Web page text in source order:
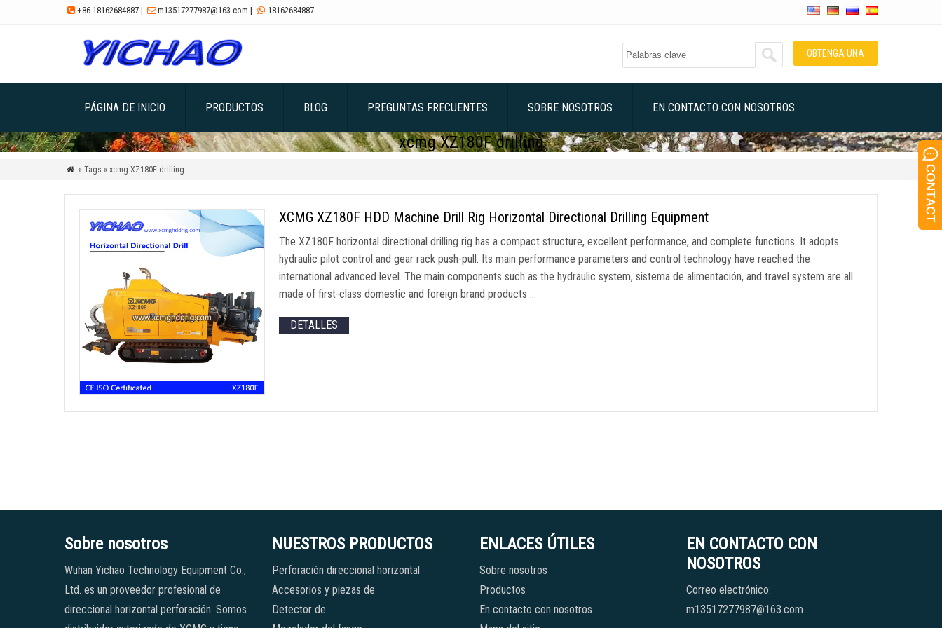
 +86-18162684887 | m13517277987@163.com |  18162684887
OBTENGA UNA
PÁGINA DE INICIO PRODUCTOS BLOG PREGUNTAS FRECUENTES SOBRE NOSOTROS EN CONTACTO CON NOSOTROS
xcmg XZ180F drilling
 » Tags » xcmg XZ180F drilling
XCMG XZ180F HDD Machine Drill Rig Horizontal Directional Drilling Equipment
The XZ180F horizontal directional drilling rig has a compact structure,excellent performance,and complete functions. It adopts
hydraulic pilot control and gear rack push-pull. Its main performance parameters and control technology have reached the
international advanced level.The main components such as the hydraulic system, sistema de alimentación,and travel system are all
made of first-class domestic and foreign brand products …
DETALLES
Sobre nosotros
Wuhan Yichao Technology Equipment Co.,
Ltd. es un proveedor profesional de
direccional horizontal perforación. Somos
NUESTROS PRODUCTOS
Perforación direccional horizontal
Accesorios y piezas de
Detector de
ENLACES ÚTILES
Sobre nosotros
Productos
En contacto con nosotros
EN CONTACTO CON
NOSOTROS
Correo electrónico:
m13517277987@163.com